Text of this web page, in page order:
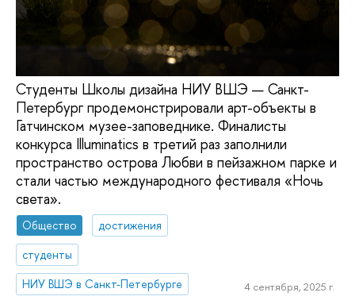
Студенты Школы дизайна НИУ ВШЭ — Санкт-
Петербург продемонстрировали арт-объекты в
Гатчинском музее-заповеднике. Финалисты
конкурса Illuminatics в третий раз заполнили
пространство острова Любви в пейзажном парке и
стали частью международного фестиваля «Ночь
света».
Общество
достижения
студенты
НИУ ВШЭ в Санкт-Петербурге
4 сентября, 2025 г.